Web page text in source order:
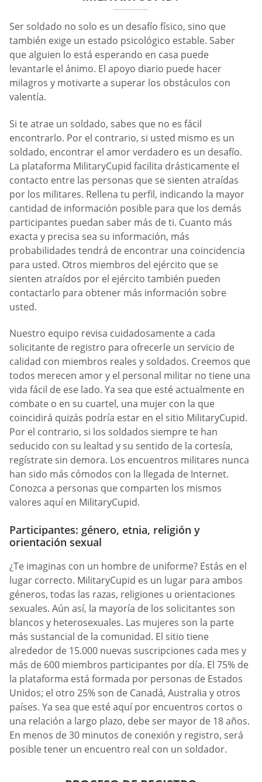
Ser soldado no solo es un desafío físico, sino que
también exige un estado psicológico estable. Saber
que alguien lo está esperando en casa puede
levantarle el ánimo. El apoyo diario puede hacer
milagros y motivarte a superar los obstáculos con
valentía.
Si te atrae un soldado, sabes que no es fácil
encontrarlo. Por el contrario, si usted mismo es un
soldado, encontrar el amor verdadero es un desafío.
La plataforma MilitaryCupid facilita drásticamente el
contacto entre las personas que se sienten atraídas
por los militares. Rellena tu perfil, indicando la mayor
cantidad de información posible para que los demás
participantes puedan saber más de ti. Cuanto más
exacta y precisa sea su información, más
probabilidades tendrá de encontrar una coincidencia
para usted. Otros miembros del ejército que se
sienten atraídos por el ejército también pueden
contactarlo para obtener más información sobre
usted.
Nuestro equipo revisa cuidadosamente a cada
solicitante de registro para ofrecerle un servicio de
calidad con miembros reales y soldados. Creemos que
todos merecen amor y el personal militar no tiene una
vida fácil de ese lado. Ya sea que esté actualmente en
combate o en su cuartel, una mujer con la que
coincidirá quizás podría estar en el sitio MilitaryCupid.
Por el contrario, si los soldados siempre te han
seducido con su lealtad y su sentido de la cortesía,
regístrate sin demora. Los encuentros militares nunca
han sido más cómodos con la llegada de Internet.
Conozca a personas que comparten los mismos
valores aquí en MilitaryCupid.
Participantes: género, etnia, religión y
orientación sexual
¿Te imaginas con un hombre de uniforme? Estás en el
lugar correcto. MilitaryCupid es un lugar para ambos
géneros, todas las razas, religiones u orientaciones
sexuales. Aún así, la mayoría de los solicitantes son
blancos y heterosexuales. Las mujeres son la parte
más sustancial de la comunidad. El sitio tiene
alrededor de 15.000 nuevas suscripciones cada mes y
más de 600 miembros participantes por día. El 75% de
la plataforma está formada por personas de Estados
Unidos; el otro 25% son de Canadá, Australia y otros
países. Ya sea que esté aquí por encuentros cortos o
una relación a largo plazo, debe ser mayor de 18 años.
En menos de 30 minutos de conexión y registro, será
posible tener un encuentro real con un soldador.